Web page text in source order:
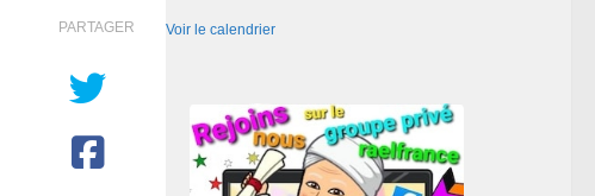
PARTAGER Voir le calendrier